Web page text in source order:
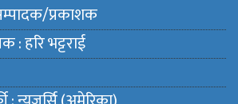
प्रकाशक
: हरि भट्टराई